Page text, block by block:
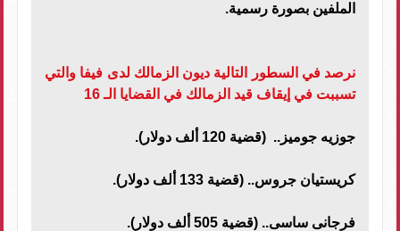
الملفين بصورة رسمية.
نرصد في السطور التالية ديون الزمالك لدى فيفا والتي
تسببت في إيقاف قيد الزمالك في القضايا الـ 16
جوزيه جوميز.. (قضية 120 ألف دولار).
كريستيان جروس.. (قضية 133 ألف دولار).
فرجانى ساسى.. (قضية 505 ألف دولار).